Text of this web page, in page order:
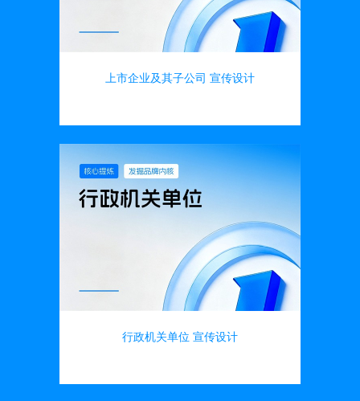
上市企业及其子公司 宣传设计
行政机关单位 宣传设计